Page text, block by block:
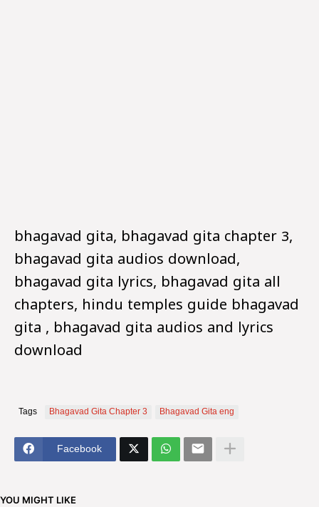
bhagavad gita, bhagavad gita chapter 3,
bhagavad gita audios download,
bhagavad gita lyrics, bhagavad gita all
chapters, hindu temples guide bhagavad
gita , bhagavad gita audios and lyrics
download
Tags Bhagavad Gita Chapter 3 Bhagavad Gita eng
Facebook
YOU MIGHT LIKE